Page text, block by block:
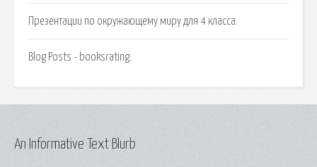
Презентации по окружающему миру для 4 класса.
Blog Posts - booksrating.
An Informative Text Blurb